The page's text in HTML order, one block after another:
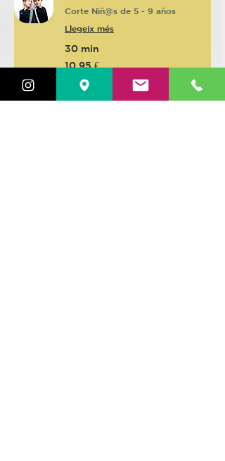
Corte Niñ@s de 5 - 9 años
Llegeix més
30 min
10,95
euros
10,95 €
Reserva ara